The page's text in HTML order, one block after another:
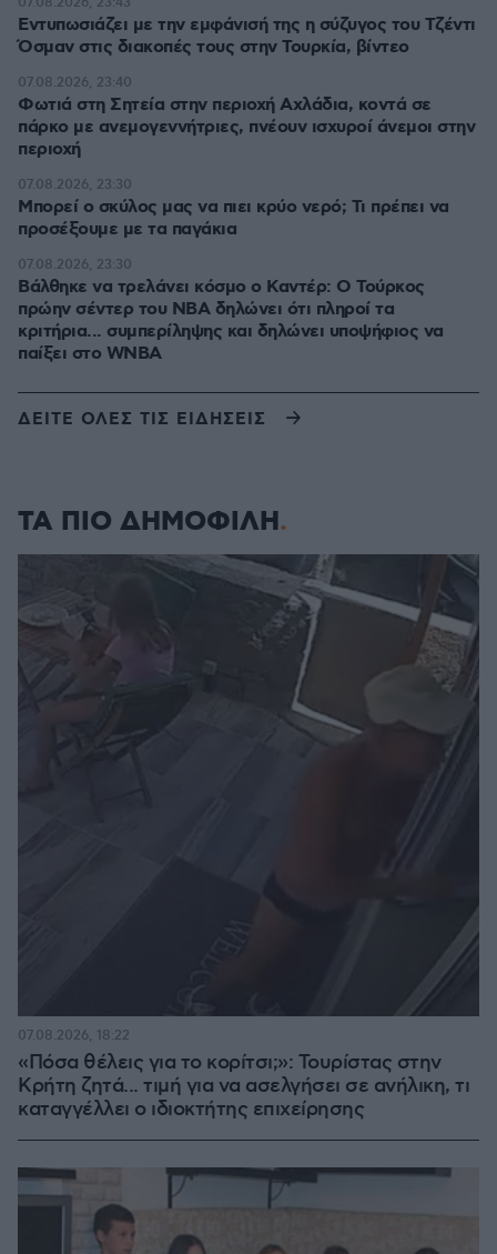
Εντυπωσιάζει με την εμφάνισή της η σύζυγος του Τζέντι
Όσμαν στις διακοπές τους στην Τουρκία, βίντεο
Φωτιά στη Σητεία στην περιοχή Αχλάδια, κοντά σε
πάρκο με ανεμογεννήτριες, πνέουν ισχυροί άνεμοι στην
περιοχή
07.08.2026, 23:40
Μπορεί ο σκύλος μας να πιει κρύο νερό; Τι πρέπει να
προσέξουμε με τα παγάκια
07.08.2026, 23:30
Βάλθηκε να τρελάνει κόσμο ο Καντέρ: Ο Τούρκος
πρώην σέντερ του NBA δηλώνει ότι πληροί τα
κριτήρια... συμπερίληψης και δηλώνει υποψήφιος να
παίξει στο WNBA
07.08.2026, 23:30
ΔΕΙΤΕ ΟΛΕΣ ΤΙΣ ΕΙΔΗΣΕΙΣ
ΤΑ ΠΙΟ ΔΗΜΟΦΙΛΗ
«Πόσα θέλεις για το κορίτσι;»: Τουρίστας στην
Κρήτη ζητά... τιμή για να ασελγήσει σε ανήλικη, τι
καταγγέλλει ο ιδιοκτήτης επιχείρησης
07.08.2026, 18:22